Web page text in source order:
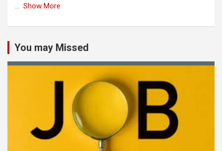
... Show More
You may Missed